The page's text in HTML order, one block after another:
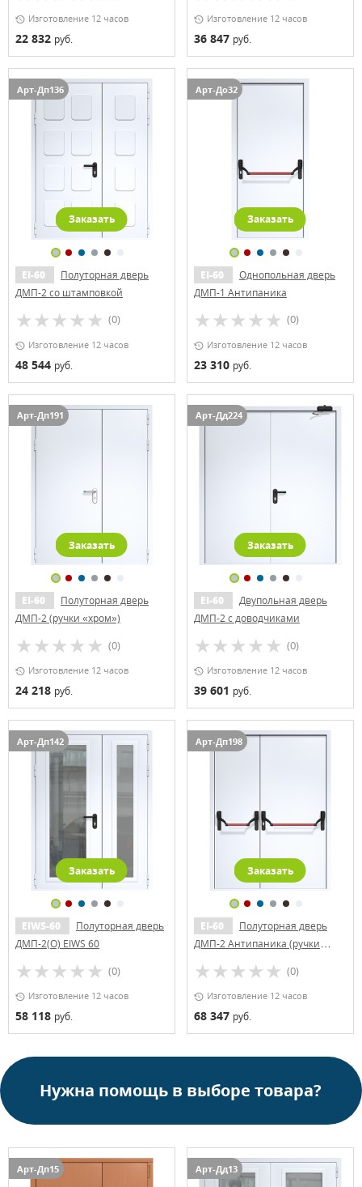
Изготовление 12 часов
22 832 руб.
Изготовление 12 часов
36 847 руб.
Арт-Дп136
Заказать
EI-60
Полуторная дверь
ДМП-2 со штамповкой
(0)
Изготовление 12 часов
48 544 руб.
Арт-До32
Заказать
EI-60
Однопольная дверь
ДМП-1 Антипаника
(0)
Изготовление 12 часов
23 310 руб.
Арт-Дп191
Заказать
EI-60
Полуторная дверь
ДМП-2 (ручки «хром»)
(0)
Изготовление 12 часов
24 218 руб.
Арт-Дд224
Заказать
EI-60
Двупольная дверь
ДМП-2 с доводчиками
(0)
Изготовление 12 часов
39 601 руб.
Арт-Дп142
Заказать
EIWS-60
Полуторная дверь
ДМП-2(О) EIWS 60
(0)
Изготовление 12 часов
58 118 руб.
Арт-Дп198
Заказать
EI-60
Полуторная дверь
ДМП-2 Антипаника (ручки
«хром»)
(0)
Изготовление 12 часов
68 347 руб.
Нужна помощь в выборе товара?
Арт-Дп15 Арт-Дд13